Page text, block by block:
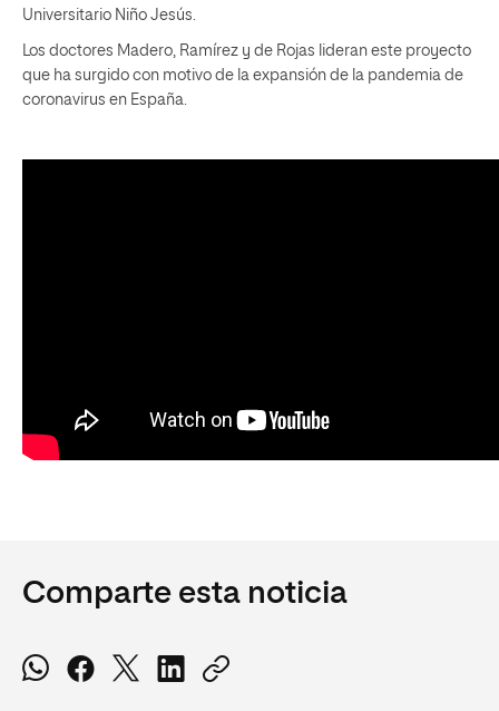
Universitario Niño Jesús.
Los doctores Madero, Ramírez y de Rojas lideran este proyecto
que ha surgido con motivo de la expansión de la pandemia de
coronavirus en España.
Comparte esta noticia